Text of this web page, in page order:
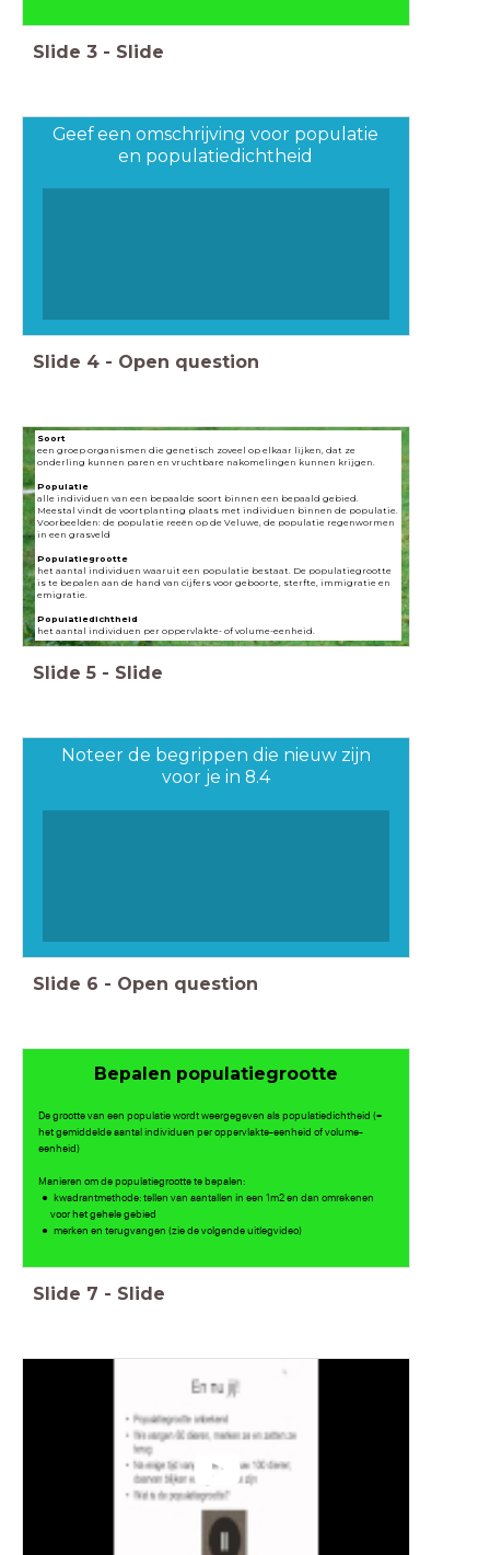
Slide 3 - Slide
Geef een omschrijving voor populatie
en populatiedichtheid
Slide 4 - Open question
Soort
een groep organismen die genetisch zoveel op elkaar lijken, dat ze
onderling kunnen paren en vruchtbare nakomelingen kunnen krijgen.
Populatie
alle individuen van een bepaalde soort binnen een bepaald gebied.
Meestal vindt de voortplanting plaats met individuen binnen de populatie.
Voorbeelden: de populatie reeën op de Veluwe, de populatie regenwormen
in een grasveld
Populatiegrootte
het aantal individuen waaruit een populatie bestaat. De populatiegrootte
is te bepalen aan de hand van cijfers voor geboorte, sterfte, immigratie en
emigratie.
Populatiedichtheid
het aantal individuen per oppervlakte- of volume-eenheid.
Slide 5 - Slide
Noteer de begrippen die nieuw zijn
voor je in 8.4
Slide 6 - Open question
Bepalen populatiegrootte
De grootte van een populatie wordt weergegeven als populatiedichtheid (=
het gemiddelde aantal individuen per oppervlakte-eenheid of volume-
eenheid)
Manieren om de populatiegrootte te bepalen:
kwadrantmethode: tellen van aantallen in een 1m2 en dan omrekenen
voor het gehele gebied
merken en terugvangen (zie de volgende uitlegvideo)
Slide 7 - Slide